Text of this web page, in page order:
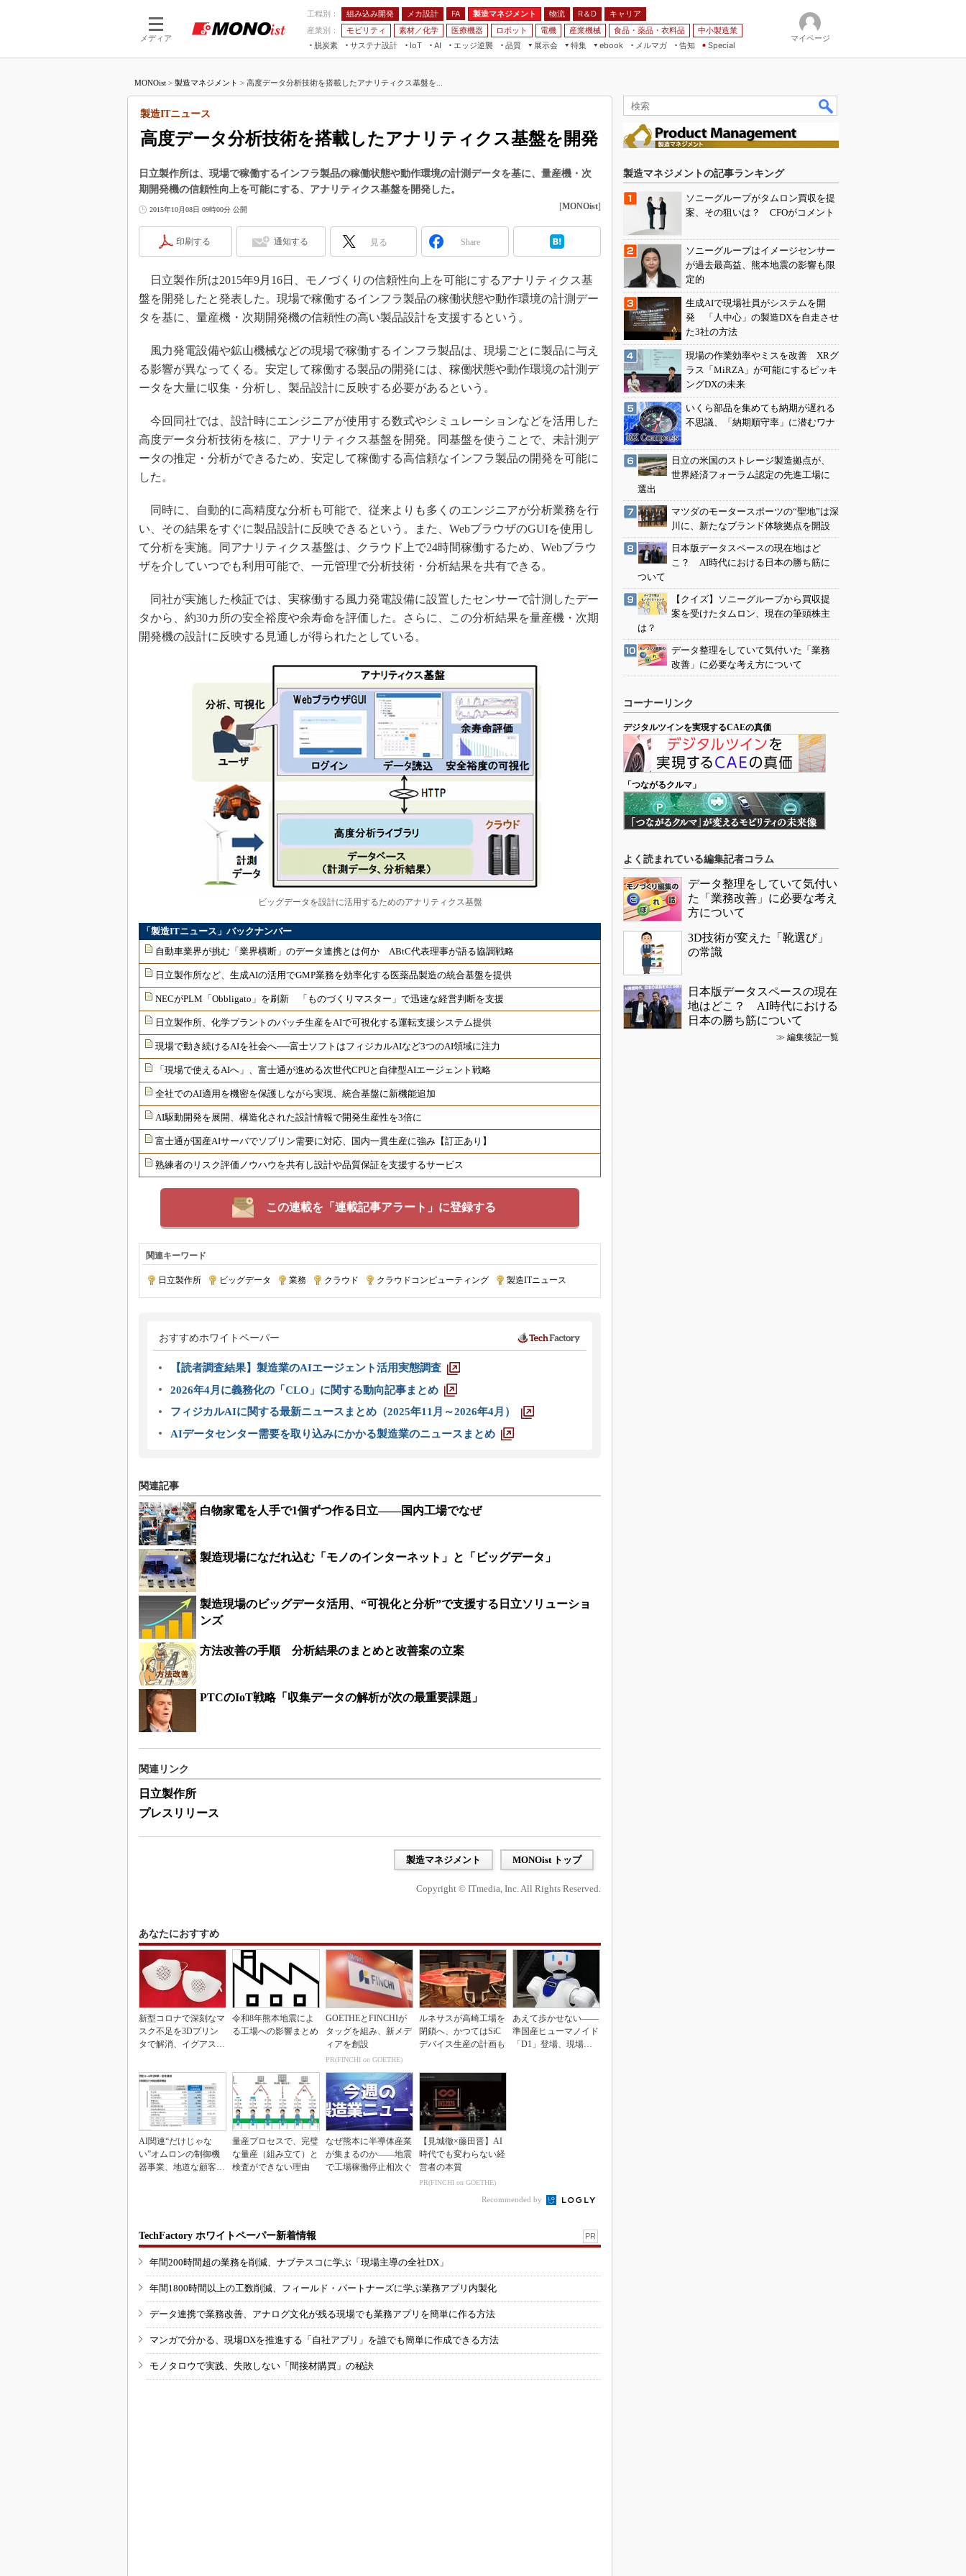
メディア
工程別： 組み込み開発 メカ設計 FA 製造マネジメント 物流 R＆D
キャリア
産業別：
モビリティ 素材／化学 医療機器 ロボット 電機 産業機械 食品・薬品・衣料品
中小製造業
脱炭素
サステナ設計
IoT
つながる工場
AI
AI×設備保全
エッジ逆襲 品質
展示会
JIMTOF
IIFES
ジャパンモビリティショー
人テク展
スマート工場EXPO
日本ものづくりワールド
AUTOMOTIVE WORLD
特集
つながるクルマ
フィールドサービス
FPGA
組み込み画像技術
Windows Embedded
ISO26262
無償設計ツール
3Dプリンタ
デジタルツインとCAE
S＆OP
インダストリー4.0
イノベーション
製造業ビッグデータ
メイドインジャパン
知財マネジメント
海外生産
グローバル設計・開発
制御セキュリティ
新型コロナへの対応
ebook
素材／化学
メルマガ
告知 Special
マイページ
MONOist > 製造マネジメント > 高度データ分析技術を搭載したアナリティクス基盤を...
高度データ分析技術を搭載したアナリティクス基盤を開発
製造ITニュース
日立製作所は、現場で稼働するインフラ製品の稼働状態や動作環境の計測データを基に、量産機・次
期開発機の信頼性向上を可能にする、アナリティクス基盤を開発した。
2015年10月08日 09時00分 公開 [MONOist]
印刷する 通知する 見る Share
日立製作所は2015年9月16日、モノづくりの信頼性向上を可能にするアナリティクス基
盤を開発したと発表した。現場で稼働するインフラ製品の稼働状態や動作環境の計測デー
タを基に、量産機・次期開発機の信頼性の高い製品設計を支援するという。
風力発電設備や鉱山機械などの現場で稼働するインフラ製品は、現場ごとに製品に与え
る影響が異なってくる。安定して稼働する製品の開発には、稼働状態や動作環境の計測デ
ータを大量に収集・分析し、製品設計に反映する必要があるという。
今回同社では、設計時にエンジニアが使用する数式やシミュレーションなどを活用した
高度データ分析技術を核に、アナリティクス基盤を開発。同基盤を使うことで、未計測デ
ータの推定・分析ができるため、安定して稼働する高信頼なインフラ製品の開発を可能に
した。
同時に、自動的に高精度な分析も可能で、従来よりも多くのエンジニアが分析業務を行
い、その結果をすぐに製品設計に反映できるという。また、WebブラウザのGUIを使用し
て分析を実施。同アナリティクス基盤は、クラウド上で24時間稼働するため、Webブラウ
ザを介していつでも利用可能で、一元管理で分析技術・分析結果を共有できる。
同社が実施した検証では、実稼働する風力発電設備に設置したセンサーで計測したデー
タから、約30カ所の安全裕度や余寿命を評価した。さらに、この分析結果を量産機・次期
開発機の設計に反映する見通しが得られたとしている。
ビッグデータを設計に活用するためのアナリティクス基盤
「製造ITニュース」バックナンバー
自動車業界が挑む「業界横断」のデータ連携とは何か ABtC代表理事が語る協調戦略
日立製作所など、生成AIの活用でGMP業務を効率化する医薬品製造の統合基盤を提供
NECがPLM「Obbligato」を刷新 「ものづくりマスター」で迅速な経営判断を支援
日立製作所、化学プラントのバッチ生産をAIで可視化する運転支援システム提供
現場で動き続けるAIを社会へ──富士ソフトはフィジカルAIなど3つのAI領域に注力
「現場で使えるAIへ」、富士通が進める次世代CPUと自律型AIエージェント戦略
全社でのAI適用を機密を保護しながら実現、統合基盤に新機能追加
AI駆動開発を展開、構造化された設計情報で開発生産性を3倍に
富士通が国産AIサーバでソブリン需要に対応、国内一貫生産に強み【訂正あり】
熟練者のリスク評価ノウハウを共有し設計や品質保証を支援するサービス
この連載を「連載記事アラート」に登録する
関連キーワード
日立製作所 ビッグデータ 業務 クラウド クラウドコンピューティング 製造ITニュース
おすすめホワイトペーパー
【読者調査結果】製造業のAIエージェント活用実態調査
2026年4月に義務化の「CLO」に関する動向記事まとめ
フィジカルAIに関する最新ニュースまとめ（2025年11月～2026年4月）
AIデータセンター需要を取り込みにかかる製造業のニュースまとめ
関連記事
白物家電を人手で1個ずつ作る日立――国内工場でなぜ
製造現場になだれ込む「モノのインターネット」と「ビッグデータ」
製造現場のビッグデータ活用、“可視化と分析”で支援する日立ソリューショ
ンズ
方法改善の手順 分析結果のまとめと改善案の立案
PTCのIoT戦略「収集データの解析が次の最重要課題」
関連リンク
日立製作所
プレスリリース
製造マネジメント MONOist トップ
Copyright © ITmedia, Inc. All Rights Reserved.
あなたにおすすめ
新型コロナで深刻なマ
スク不足を3Dプリン
タで解消、イグアスが
令和8年熊本地震によ
る工場への影響まとめ
GOETHEとFINCHIが
タッグを組み、新メデ
ィアを創設
PR(FINCHI on GOETHE)
ルネサスが高崎工場を
閉鎖へ、かつてはSiC
デバイス生産の計画も
あえて歩かせない――
準国産ヒューマノイド
「D1」登場、現場稼
AI関連“だけじゃな
い”オムロンの制御機
器事業、地道な顧客基
量産プロセスで、完璧
な量産（組み立て）と
検査ができない理由
なぜ熊本に半導体産業
が集まるのか――地震
で工場稼働停止相次ぐ
【見城徹×藤田晋】AI
時代でも変わらない経
営者の本質
PR(FINCHI on GOETHE)
Recommended by
TechFactory ホワイトペーパー新着情報 PR
年間200時間超の業務を削減、ナブテスコに学ぶ「現場主導の全社DX」
年間1800時間以上の工数削減、フィールド・パートナーズに学ぶ業務アプリ内製化
データ連携で業務改善、アナログ文化が残る現場でも業務アプリを簡単に作る方法
マンガで分かる、現場DXを推進する「自社アプリ」を誰でも簡単に作成できる方法
モノタロウで実践、失敗しない「間接材購買」の秘訣
製造マネジメントの記事ランキング
ソニーグループがタムロン買収を提
案、その狙いは？ CFOがコメント
ソニーグループはイメージセンサー
が過去最高益、熊本地震の影響も限
定的
生成AIで現場社員がシステムを開
発 「人中心」の製造DXを自走させ
た3社の方法
現場の作業効率やミスを改善 XRグ
ラス「MiRZA」が可能にするピッキ
ングDXの未来
いくら部品を集めても納期が遅れる
不思議、「納期順守率」に潜むワナ
日立の米国のストレージ製造拠点が、
世界経済フォーラム認定の先進工場に
選出
マツダのモータースポーツの“聖地”は深
川に、新たなブランド体験拠点を開設
日本版データスペースの現在地はど
こ？ AI時代における日本の勝ち筋に
ついて
【クイズ】ソニーグループから買収提
案を受けたタムロン、現在の筆頭株主
は？
データ整理をしていて気付いた「業務
改善」に必要な考え方について
コーナーリンク
デジタルツインを実現するCAEの真価
「つながるクルマ」
よく読まれている編集記者コラム
データ整理をしていて気付い
た「業務改善」に必要な考え
方について
3D技術が変えた「靴選び」
の常識
日本版データスペースの現在
地はどこ？ AI時代における
日本の勝ち筋について
≫ 編集後記一覧